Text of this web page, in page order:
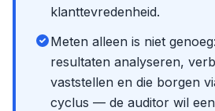
klanttevredenheid.
Meten alleen is niet
resultaten analyseren,
vaststellen en die borgen
cyclus — de auditor wil